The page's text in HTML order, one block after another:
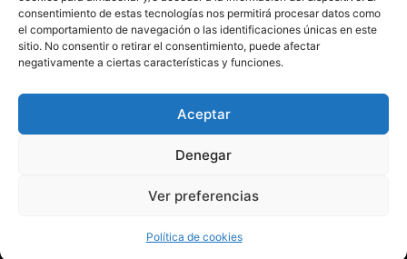
consentimiento de estas tecnologías nos permitirá procesar datos como
el comportamiento de navegación o las identificaciones únicas en este
sitio. No consentir o retirar el consentimiento, puede afectar
negativamente a ciertas características y funciones.
Aceptar
Denegar
Ver preferencias
Política de cookies
CONTACTA CON NOSOTROS
© 2026 Todos los derechos reservados. Culturamanía